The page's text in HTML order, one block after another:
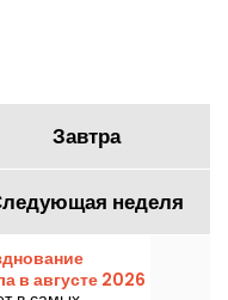
Завтра
неделя
в августе 2026